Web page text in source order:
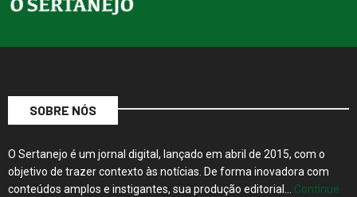
SOBRE NÓS
O Sertanejo é um jornal digital, lançado em abril de 2015, com o
objetivo de trazer contexto às notícias. De forma inovadora com
conteúdos amplos e instigantes, sua produção editorial… Continue